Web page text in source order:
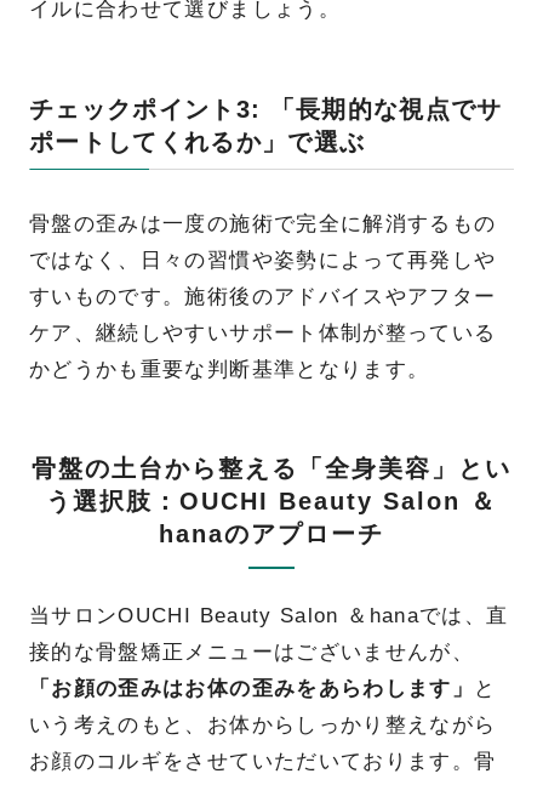
イルに合わせて選びましょう。
チェックポイント3: 「長期的な視点でサ
ポートしてくれるか」で選ぶ
骨盤の歪みは一度の施術で完全に解消するもの
ではなく、日々の習慣や姿勢によって再発しや
すいものです。施術後のアドバイスやアフター
ケア、継続しやすいサポート体制が整っている
かどうかも重要な判断基準となります。
骨盤の土台から整える「全身美容」とい
う選択肢：OUCHI Beauty Salon ＆
hanaのアプローチ
当サロンOUCHI Beauty Salon ＆hanaでは、直
接的な骨盤矯正メニューはございませんが、
「お顔の歪みはお体の歪みをあらわします」
と
いう考えのもと、お体からしっかり整えながら
お顔のコルギをさせていただいております。骨